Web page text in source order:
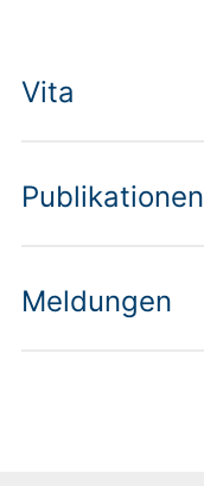
Vita
Publikationen
Meldungen